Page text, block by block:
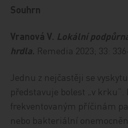
Souhrn
Vranová V. Lokální
hrdla. Remedia 2023; 33:
Jednu z nejčastěji se
představuje bolest „v krku“.
frekventovaným příčinám
nebo bakteriální